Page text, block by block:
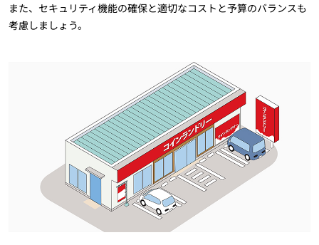
また、セキュリティ機能の確保と適切なコストと予算のバランスも
考慮しましょう。